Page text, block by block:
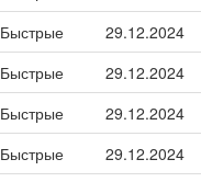
Быстрые 29.12.2024
Быстрые 29.12.2024
Быстрые 29.12.2024
Быстрые 29.12.2024